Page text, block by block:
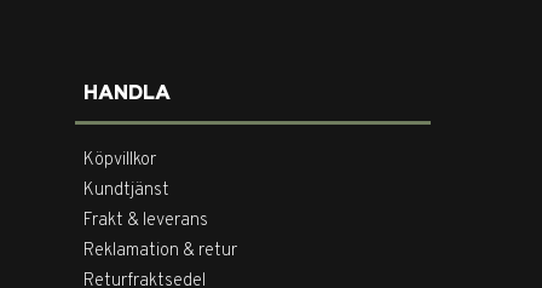
HANDLA
Köpvillkor
Kundtjänst
Frakt & leverans
Reklamation & retur
Returfraktsedel